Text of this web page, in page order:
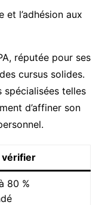
et l’adhésion aux
réputée pour ses
cursus solides.
spécialisées telles
d’affiner son
vérifier
80 %